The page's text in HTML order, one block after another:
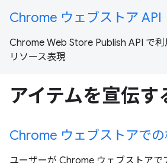
Chrome ウェブストア API
Chrome Web Store Publish API で
リソース表現
アイテムを宣伝す
Chrome ウェブストアで
ユーザーが Chrome ウェブストアで